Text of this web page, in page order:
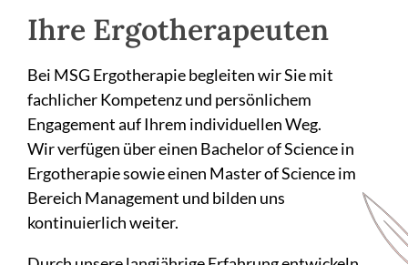
Ihre Ergotherapeuten
Bei MSG Ergotherapie begleiten wir Sie mit
fachlicher Kompetenz und persönlichem
Engagement auf Ihrem individuellen Weg.
Wir verfügen über einen Bachelor of Science in
Ergotherapie sowie einen Master of Science im
Bereich Management und bilden uns
kontinuierlich weiter.